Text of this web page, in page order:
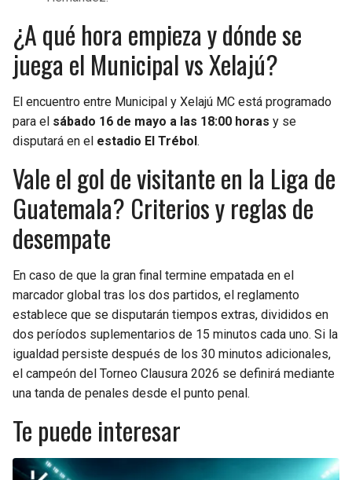
¿A qué hora empieza y dónde se
juega el Municipal vs Xelajú?
El encuentro entre Municipal y Xelajú MC está programado
para el sábado 16 de mayo a las 18:00 horas y se
disputará en el estadio El Trébol.
Vale el gol de visitante en la Liga de
Guatemala? Criterios y reglas de
desempate
En caso de que la gran final termine empatada en el
marcador global tras los dos partidos, el reglamento
establece que se disputarán tiempos extras, divididos en
dos períodos suplementarios de 15 minutos cada uno. Si la
igualdad persiste después de los 30 minutos adicionales,
el campeón del Torneo Clausura 2026 se definirá mediante
una tanda de penales desde el punto penal.
Te puede interesar